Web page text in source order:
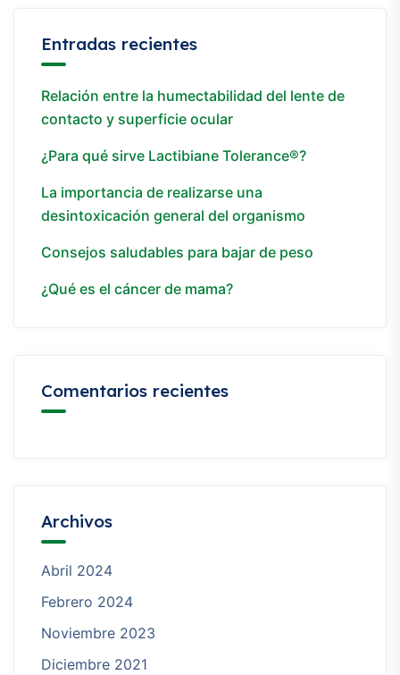
Entradas recientes
Relación entre la humectabilidad del lente de
contacto y superficie ocular
¿Para qué sirve Lactibiane Tolerance®?
La importancia de realizarse una
desintoxicación general del organismo
Consejos saludables para bajar de peso
¿Qué es el cáncer de mama?
Comentarios recientes
Archivos
Abril 2024
Febrero 2024
Noviembre 2023
Diciembre 2021